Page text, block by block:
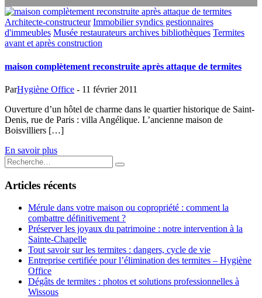
Architecte-constructeur Immobilier syndics gestionnaires
d'immeubles Musée restaurateurs archives bibliothèques Termites
avant et après construction
maison complètement reconstruite après attaque de termites
ParHygiène Office - 11 février 2011
Ouverture d’un hôtel de charme dans le quartier historique de Saint-
Denis, rue de Paris : villa Angélique. L’ancienne maison de
Boisvilliers […]
En savoir plus
Articles récents
Mérule dans votre maison ou copropriété : comment la
combattre définitivement ?
Préserver les joyaux du patrimoine : notre intervention à la
Sainte-Chapelle
Tout savoir sur les termites : dangers, cycle de vie
Entreprise certifiée pour l’élimination des termites – Hygiène
Office
Dégâts de termites : photos et solutions professionnelles à
Wissous